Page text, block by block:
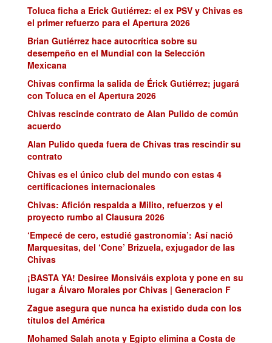
Toluca ficha a Erick Gutiérrez: el ex PSV y Chivas es
el primer refuerzo para el Apertura 2026
Brian Gutiérrez hace autocrítica sobre su
desempeño en el Mundial con la Selección
Mexicana
Chivas confirma la salida de Érick Gutiérrez; jugará
con Toluca en el Apertura 2026
Chivas rescinde contrato de Alan Pulido de común
acuerdo
Alan Pulido queda fuera de Chivas tras rescindir su
contrato
Chivas es el único club del mundo con estas 4
certificaciones internacionales
Chivas: Afición respalda a Milito, refuerzos y el
proyecto rumbo al Clausura 2026
‘Empecé de cero, estudié gastronomía’: Así nació
Marquesitas, del ‘Cone’ Brizuela, exjugador de las
Chivas
¡BASTA YA! Desiree Monsiváis explota y pone en su
lugar a Álvaro Morales por Chivas | Generacion F
Zague asegura que nunca ha existido duda con los
títulos del América
Mohamed Salah anota y Egipto elimina a Costa de